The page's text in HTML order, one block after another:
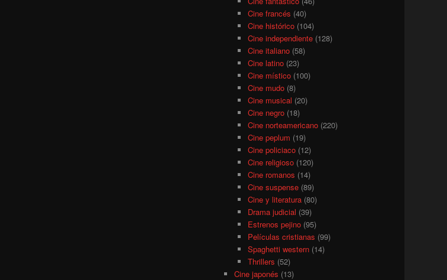
Cine francés (40)
Cine histórico(104)
Cine independiente(128)
Cine italiano(58)
Cine latino(23)
Cine místico(100)
Cine mudo(8)
Cine musical (20)
Cine negro(18)
Cine norteamericano(220)
Cine peplum (19)
Cine policiaco(12)
Cine religioso(120)
Cine romanos (14)
Cine suspense(89)
Cine y literatura(80)
Drama judicial (39)
Estrenos pejino(95)
Películas cristianas (99)
Spaghetti western(14)
Thrillers (52)
Cine japonés (13)